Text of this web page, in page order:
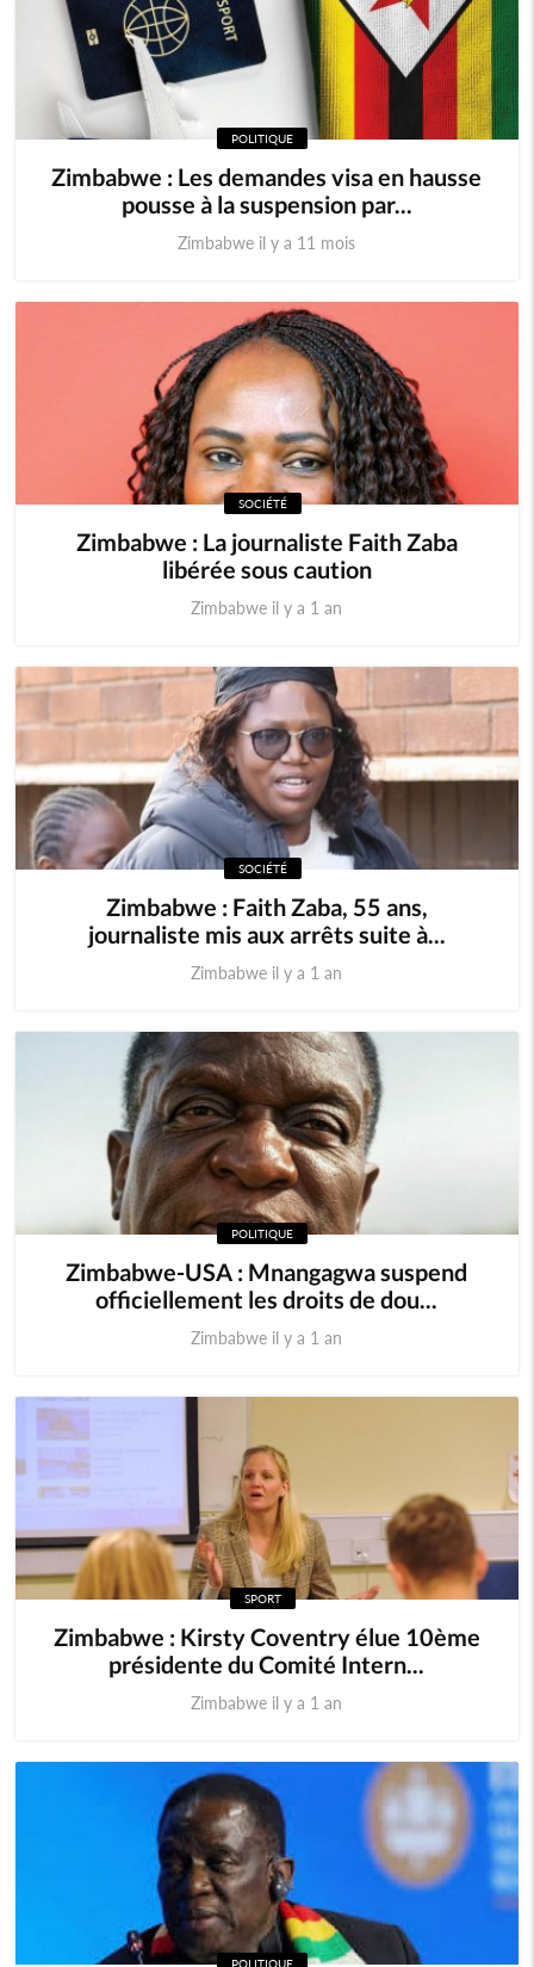
POLITIQUE
Zimbabwe : Les demandes visa en hausse
pousse à la suspension par...
Zimbabwe il y a 11 mois
SOCIÉTÉ
Zimbabwe : La journaliste Faith Zaba
libérée sous caution
Zimbabwe il y a 1 an
SOCIÉTÉ
Zimbabwe : Faith Zaba, 55 ans,
journaliste mis aux arrêts suite à...
Zimbabwe il y a 1 an
POLITIQUE
Zimbabwe-USA : Mnangagwa suspend
officiellement les droits de dou...
Zimbabwe il y a 1 an
SPORT
Zimbabwe : Kirsty Coventry élue 10ème
présidente du Comité Intern...
Zimbabwe il y a 1 an
POLITIQUE